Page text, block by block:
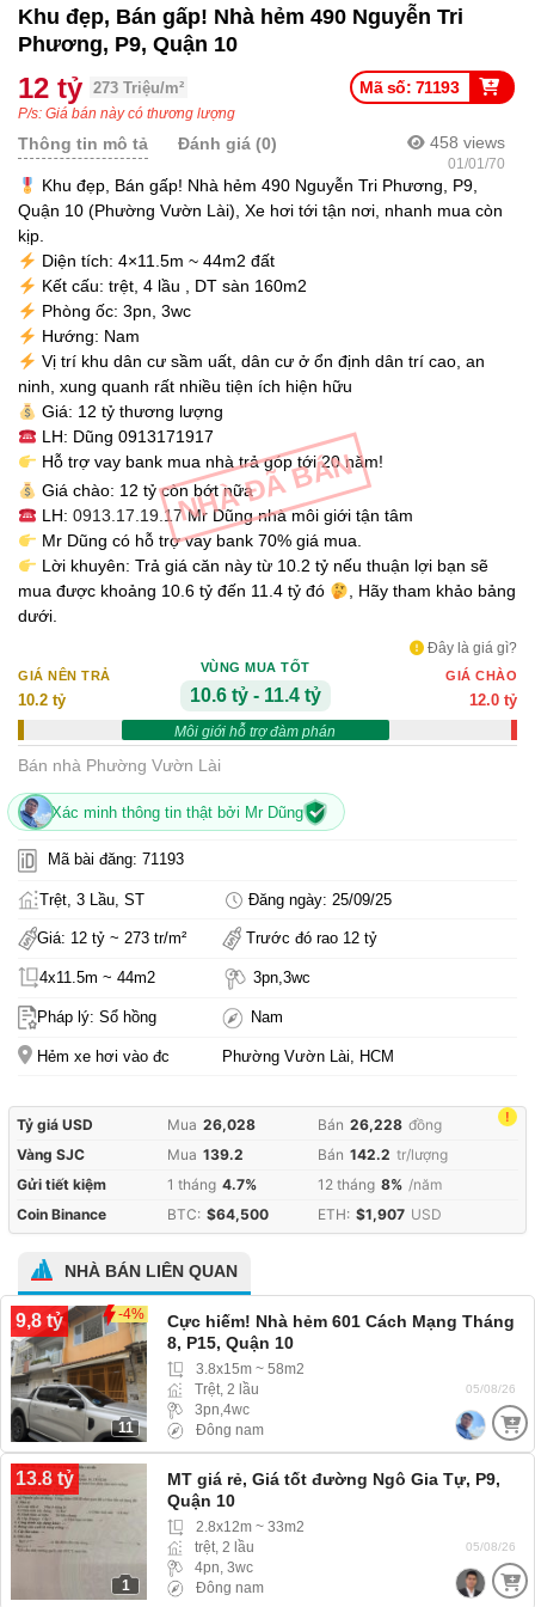
NHÀ ĐÃ BÁN
Khu đẹp, Bán gấp! Nhà hẻm 490 Nguyễn Tri
Phương, P9, Quận 10
Mã số: 71193
12 tỷ 273 Triệu/m²
P/s: Giá bán này có thương lượng
458 views
01/01/70
Thông tin mô tả Đánh giá (0)
Khu đẹp, Bán gấp! Nhà hẻm 490 Nguyễn Tri Phương, P9,
Quận 10 (Phường Vườn Lài), Xe hơi tới tận nơi, nhanh mua còn
kịp.
Diện tích: 4×11.5m ~ 44m2 đất
Kết cấu: trệt, 4 lầu , DT sàn 160m2
Phòng ốc: 3pn, 3wc
Hướng: Nam
Vị trí khu dân cư sầm uất, dân cư ở ổn định dân trí cao, an
ninh, xung quanh rất nhiều tiện ích hiện hữu
Giá: 12 tỷ thương lượng
LH: Dũng 0913171917
Hỗ trợ vay bank mua nhà trả góp tới 20 năm!
Giá chào: 12 tỷ còn bớt nữa
LH: 0913.17.19.17Mr Dũng nhà môi giới tận tâm
Mr Dũng có hỗ trợ vay bank 70% giá mua.
Lời khuyên: Trả giá căn này từ 10.2 tỷ nếu thuận lợi bạn sẽ
mua được khoảng 10.6 tỷ đến 11.4 tỷ đó
, Hãy tham khảo bảng
dưới.
Đây là giá gì?
GIÁ NÊN TRẢ
10.2 tỷ
VÙNG MUA TỐT
10.6 tỷ - 11.4 tỷ
Môi giới hỗ trợ đàm phán
GIÁ CHÀO
12.0 tỷ
Bán nhà Phường Vườn Lài
Xác minh thông tin thật bởi Mr Dũng
Mã bài đăng: 71193
Trệt, 3 Lầu, ST Đăng ngày: 25/09/25
Giá: 12 tỷ ~ 273 tr/m² Trước đó rao 12 tỷ
4x11.5m ~ 44m2 3pn,3wc
Pháp lý: Sổ hồng Nam
Hẻm xe hơi vào đc Phường Vườn Lài, HCM
!
Tỷ giá USD Mua 26,028 Bán 26,228 đồng
Vàng SJC
Mua 139.2 Bán 142.2 tr/lượng
Gửi tiết kiệm
1 tháng 4.7% 12 tháng 8% /năm
Coin Binance
BTC: $64,500 ETH: $1,907 USD
NHÀ BÁN LIÊN QUAN
9,8 tỷ -4%
11
Cực hiếm! Nhà hẻm 601 Cách Mạng Tháng
8, P15, Quận 10
3.8x15m ~ 58m2
Trệt, 2 lầu
3pn,4wc
Đông nam
05/08/26
13.8 tỷ
1
MT giá rẻ, Giá tốt đường Ngô Gia Tự, P9,
Quận 10
2.8x12m ~ 33m2
trệt, 2 lầu
4pn, 3wc
Đông nam
05/08/26